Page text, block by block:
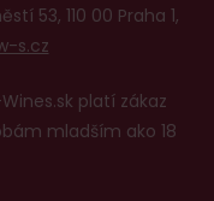
53, 110 00 Praha 1,
s.cz
platí zákaz
mladším ako 18